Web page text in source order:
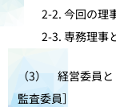
2-2. 今回の理
2-3. 専務理事
（3） 経営委員と
監査委員］